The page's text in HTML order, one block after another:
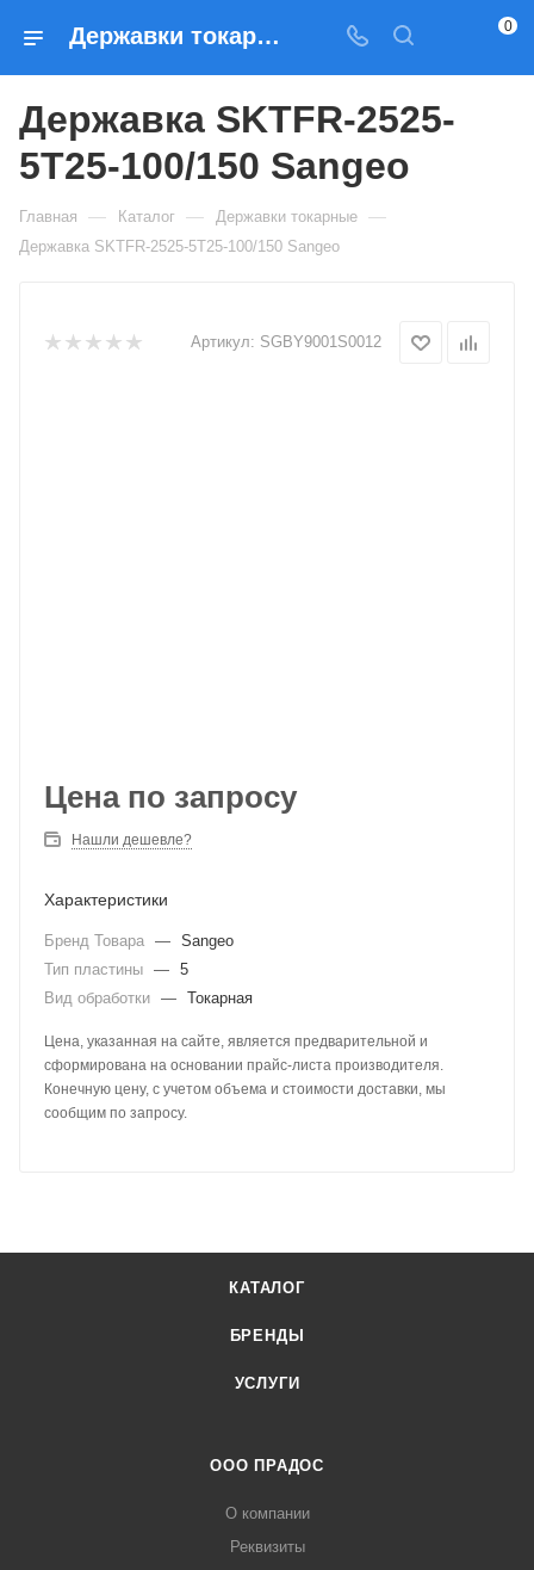
Державки токарные Державка SKTFR-2525-5T25-100/150 Sangeo — купить по выгодным ценам в Москве 0
Державка SKTFR-2525-
5T25-100/150 Sangeo
Главная — Каталог — Державки токарные —
Державка SKTFR-2525-5T25-100/150 Sangeo
Артикул: SGBY9001S0012
Цена по запросу
Нашли дешевле?
Характеристики
Бренд Товара — Sangeo
Тип пластины — 5
Вид обработки — Токарная
Цена, указанная на сайте, является предварительной и
сформирована на основании прайс-листа производителя.
Конечную цену, с учетом объема и стоимости доставки, мы
сообщим по запросу.
КАТАЛОГ
БРЕНДЫ
УСЛУГИ
ООО ПРАДОС
О компании
Реквизиты